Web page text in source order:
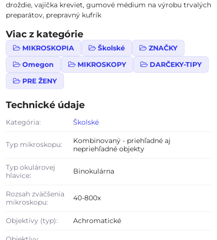
droždie, vajíčka kreviet, gumové médium na výrobu trvalých
preparátov, prepravný kufrík
Viac z kategórie
MIKROSKOPIA Školské
ZNAČKY
Omegon
MIKROSKOPY
DARČEKY-TIPY
PRE ŽENY
Technické údaje
Kategória: Školské
Typ mikroskopu:
Kombinovaný - priehľadné aj
nepriehľadné objekty
Typ okulárovej
hlavice:
Binokulárna
Rozsah zväčšenia
mikroskopu:
40-800x
Objektívy (typ): Achromatické